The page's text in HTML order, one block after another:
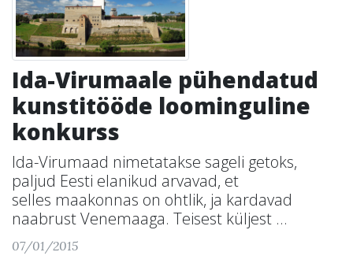
Ida-Virumaale pühendatud
kunstitööde loominguline
konkurss
Ida-Virumaad nimetatakse sageli getoks,
paljud Eesti elanikud arvavad, et
selles maakonnas on ohtlik, ja kardavad
naabrust Venemaaga. Teisest küljest ...
07/01/2015